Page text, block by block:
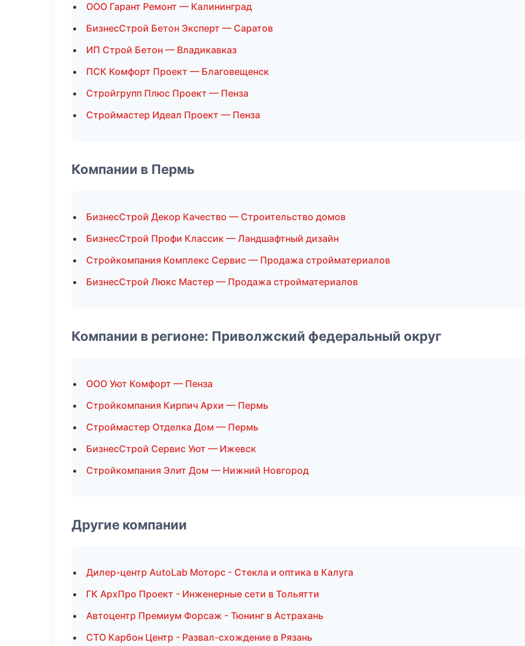
ООО Гарант Ремонт — Калининград
БизнесСтрой Бетон Эксперт — Саратов
ИП Строй Бетон — Владикавказ
ПСК Комфорт Проект — Благовещенск
Стройгрупп Плюс Проект — Пенза
Строймастер Идеал Проект — Пенза
Компании в Пермь
БизнесСтрой Декор Качество — Строительство домов
БизнесСтрой Профи Классик — Ландшафтный дизайн
Стройкомпания Комплекс Сервис — Продажа стройматериалов
БизнесСтрой Люкс Мастер — Продажа стройматериалов
Компании в регионе: Приволжский федеральный округ
ООО Уют Комфорт — Пенза
Стройкомпания Кирпич Архи — Пермь
Строймастер Отделка Дом — Пермь
БизнесСтрой Сервис Уют — Ижевск
Стройкомпания Элит Дом — Нижний Новгород
Другие компании
Дилер-центр AutoLab Моторс - Стекла и оптика в Калуга
ГК АрхПро Проект - Инженерные сети в Тольятти
Автоцентр Премиум Форсаж - Тюнинг в Астрахань
СТО Карбон Центр - Развал-схождение в Рязань